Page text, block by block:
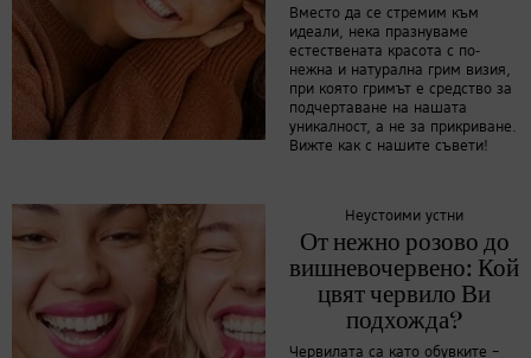
Вместо да се стремим към
идеали, нека празнуваме
естествената красота с по-
нежна и натурална грим визия,
при която гримът е средство за
подчертаване на нашата
уникалност, а не за прикриване.
Вижте как с нашите съвети!
Неустоими устни
От нежно розово до
вишневочервено: Кой
цвят червило Ви
подхожда?
Червилата са като обувките –